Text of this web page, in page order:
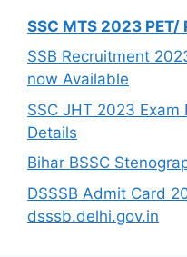
SSC MTS 2023 PET/
SSB Recruitment
now Available
SSC JHT 2023
Details
Bihar BSSC
DSSSB Admit Card
dsssb.delhi.gov.in